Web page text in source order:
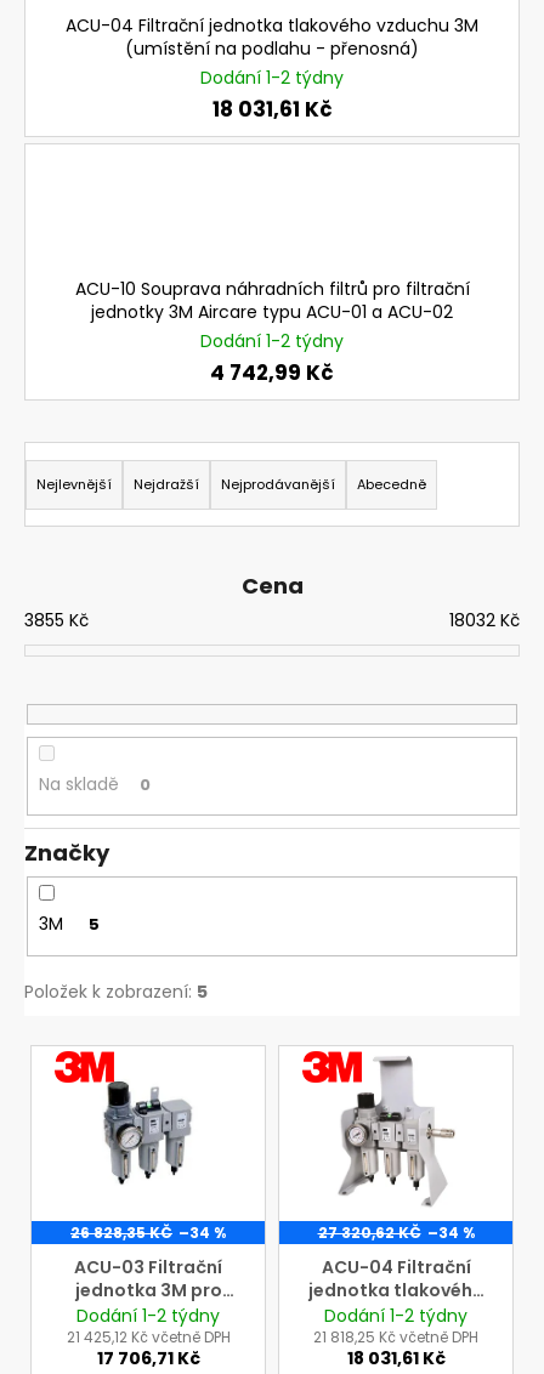
ACU-04 Filtrační jednotka tlakového vzduchu 3M
(umístění na podlahu - přenosná)
Dodání 1-2 týdny
18 031,61 Kč
ACU-10 Souprava náhradních filtrů pro filtrační
jednotky 3M Aircare typu ACU-01 a ACU-02
Dodání 1-2 týdny
4 742,99 Kč
Ř
a
z
í
p
o
d
u
k
t
ů
Nejlevnější Nejdražší Nejprodávanější Abecedně
Cena
3855 Kč 18032 Kč
Na skladě 0
Značky
3M 5
Položek k zobrazení: 5
V
p
r
VÝROBCE
3M
26 828,35 KČ –34 %
ACU-03 Filtrační
jednotka 3M pro
filtraci tlakového
vzduchu z externího
zdroje - provedení k
Dodání 1-2 týdny
21 425,12 Kč včetně DPH
17 706,71 Kč
VÝROBCE
3M
27 320,62 KČ –34 %
ACU-04 Filtrační
jednotka tlakového
vzduchu 3M
(umístění na podlahu
- přenosná)
Dodání 1-2 týdny
21 818,25 Kč včetně DPH
18 031,61 Kč
r
NEHOŘLAVÉ
JAKUB
190
Kč